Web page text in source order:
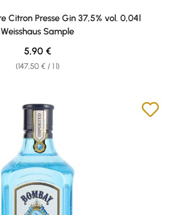
Citron Presse Gin 37,5% vol. 0,04l
Weisshaus Sample
(147,50 € / 1 l)
Regular price:
5,90 €